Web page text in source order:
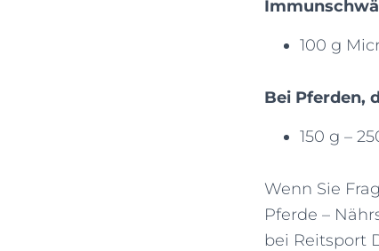
100 g
Bei Pferden,
150 g –
Wenn Sie
Pferde –
bei Reitsport